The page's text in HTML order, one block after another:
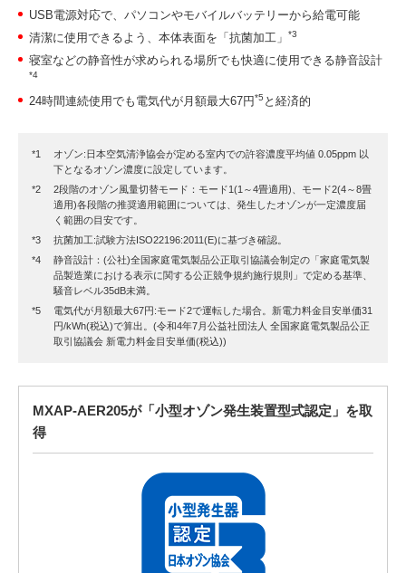
USB電源対応で、パソコンやモバイルバッテリーから給電可能
清潔に使用できるよう、本体表面を「抗菌加工」
*3
寝室などの静音性が求められる場所でも快適に使用できる静音設計
*4
24時間連続使用でも電気代が月額最大67円*5 と経済的
オゾン:日本空気清浄協会が定める室内での許容濃度平均値 0.05ppm 以
下となるオゾン濃度に設定しています。
2段階のオゾン風量切替モード：モード1(1～4畳適用)、モード2(4～8畳
適用)各段階の推奨適用範囲については、発生したオゾンが一定濃度届
く範囲の目安です。
抗菌加工:試験方法ISO22196:2011(E)に基づき確認。
静音設計：(公社)全国家庭電気製品公正取引協議会制定の「家庭電気製
品製造業における表示に関する公正競争規約施行規則」で定める基準、
騒音レベル35dB未満。
電気代が月額最大67円:モード2で運転した場合。新電力料金目安単価31
円/kWh(税込)で算出。(令和4年7月公益社団法人 全国家庭電気製品公正
取引協議会 新電力料金目安単価(税込))
MXAP-AER205が「小型オゾン発生装置型式認定」を取
得